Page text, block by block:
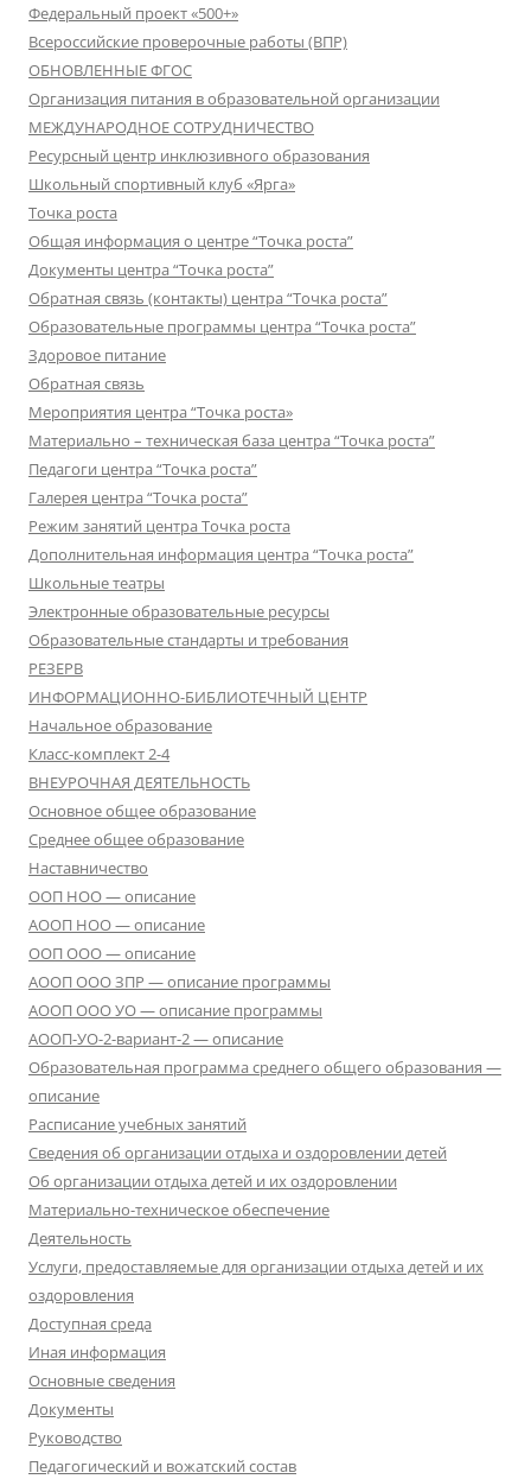
Федеральный проект «500+»
Всероссийские проверочные работы (ВПР)
ОБНОВЛЕННЫЕ ФГОС
Организация питания в образовательной организации
МЕЖДУНАРОДНОЕ СОТРУДНИЧЕСТВО
Ресурсный центр инклюзивного образования
Школьный спортивный клуб «Ярга»
Точка роста
Общая информация о центре “Точка роста”
Документы центра “Точка роста”
Обратная связь (контакты) центра “Точка роста”
Образовательные программы центра “Точка роста”
Здоровое питание
Обратная связь
Мероприятия центра “Точка роста»
Материально – техническая база центра “Точка роста”
Педагоги центра “Точка роста”
Галерея центра “Точка роста”
Режим занятий центра Точка роста
Дополнительная информация центра “Точка роста”
Школьные театры
Электронные образовательные ресурсы
Образовательные стандарты и требования
РЕЗЕРВ
ИНФОРМАЦИОННО-БИБЛИОТЕЧНЫЙ ЦЕНТР
Начальное образование
Класс-комплект 2-4
ВНЕУРОЧНАЯ ДЕЯТЕЛЬНОСТЬ
Основное общее образование
Среднее общее образование
Наставничество
ООП НОО — описание
АООП НОО — описание
ООП ООО — описание
АООП ООО ЗПР — описание программы
АООП ООО УО — описание программы
АООП-УО-2-вариант-2 — описание
Образовательная программа среднего общего образования —
описание
Расписание учебных занятий
Сведения об организации отдыха и оздоровлении детей
Об организации отдыха детей и их оздоровлении
Материально-техническое обеспечение
Деятельность
Услуги, предоставляемые для организации отдыха детей и их
оздоровления
Доступная среда
Иная информация
Основные сведения
Документы
Руководство
Педагогический и вожатский состав